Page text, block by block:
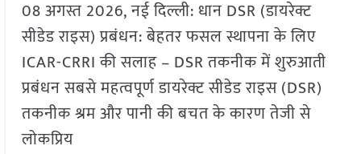
08 अगस्त 2026, नई दिल्ली: धान DSR (डायरेक्ट
सीडेड राइस) प्रबंधन: बेहतर फसल स्थापना के लिए
ICAR-CRRI की सलाह – DSR तकनीक में शुरुआती
प्रबंधन सबसे महत्वपूर्ण डायरेक्ट सीडेड राइस (DSR)
तकनीक श्रम और पानी की बचत के कारण तेजी से
लोकप्रिय